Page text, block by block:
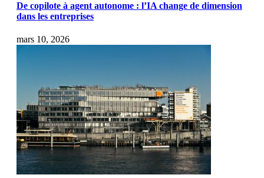
De copilote à agent autonome : l’IA change de dimension
dans les entreprises
mars 10, 2026